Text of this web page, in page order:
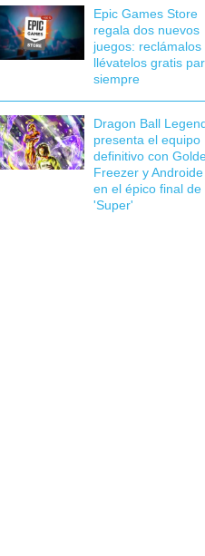
Epic Games Store
regala dos nuevos
juegos: reclámalos
llévatelos gratis
siempre
Dragon Ball
presenta el equipo
definitivo con
Freezer y
en el épico final de
'Super'